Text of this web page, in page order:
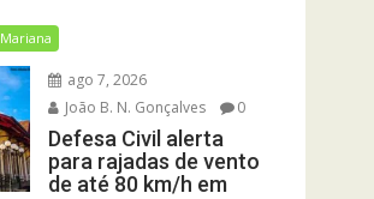
Mariana
ago 7, 2026
João B. N. Gonçalves
0
Defesa Civil alerta
para rajadas de vento
de até 80 km/h em